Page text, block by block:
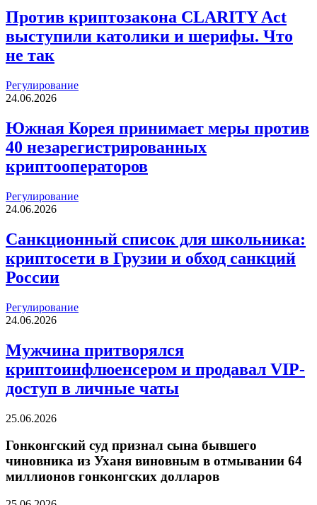
Против криптозакона CLARITY Act
выступили католики и шерифы. Что
не так
Регулирование
24.06.2026
Южная Корея принимает меры против
40 незарегистрированных
криптооператоров
Регулирование
24.06.2026
Санкционный список для школьника:
криптосети в Грузии и обход санкций
России
Регулирование
24.06.2026
Мужчина притворялся
криптоинфлюенсером и продавал VIP-
доступ в личные чаты
25.06.2026
Гонконгский суд признал сына бывшего
чиновника из Уханя виновным в отмывании 64
миллионов гонконгских долларов